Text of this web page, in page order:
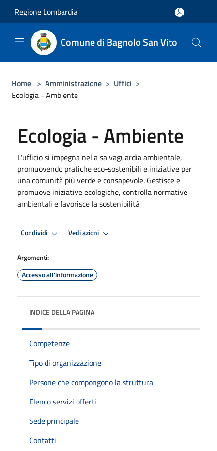
Regione Lombardia
Comune di Bagnolo San Vito
Home > Amministrazione > Uffici >
Ecologia - Ambiente
Ecologia - Ambiente
L'ufficio si impegna nella salvaguardia ambientale,
promuovendo pratiche eco-sostenibili e iniziative per
una comunità più verde e consapevole. Gestisce e
promuove iniziative ecologiche, controlla normative
ambientali e favorisce la sostenibilità
Condividi Vedi azioni
Argomenti:
Accesso all'informazione
INDICE DELLA PAGINA
Competenze
Tipo di organizzazione
Persone che compongono la struttura
Elenco servizi offerti
Sede principale
Contatti